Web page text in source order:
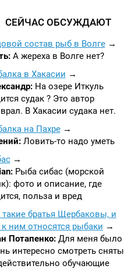
СЕЙЧАС ОБСУЖДАЮТ
состав рыб в Волге
А жереха в Волге нет?
в Хакасии
На озере Иткуль
судак ? Это автор
В Хакасии судака нет.
на Пахре
Ловить-то надо уметь
Рыба сибас (морской
фото и описание, где
польза и вред
такие братья Щербаковы, и
к ним относятся рыбаки
Потапенко: Для меня было
интересно смотреть сняты
обучающие